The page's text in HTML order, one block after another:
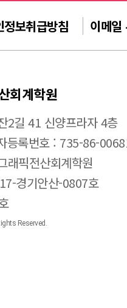
정보취급방침 이메일
회계학원
2길 41 신양프라자 4층
등록번호 : 735-86-
래픽전산회계학원
경기안산-0807호
Reserved.